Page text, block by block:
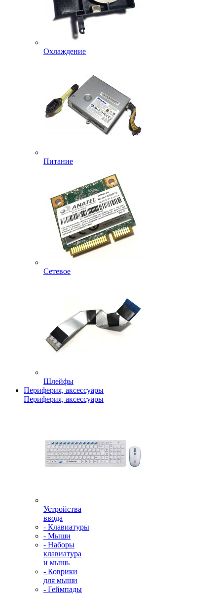
Охлаждение
Питание
Сетевое
Шлейфы
Периферия, аксессуары
Периферия, аксессуары
Устройства
ввода
- Клавиатуры
- Мыши
- Наборы
клавиатура
и мышь
- Коврики
для мыши
- Геймпады